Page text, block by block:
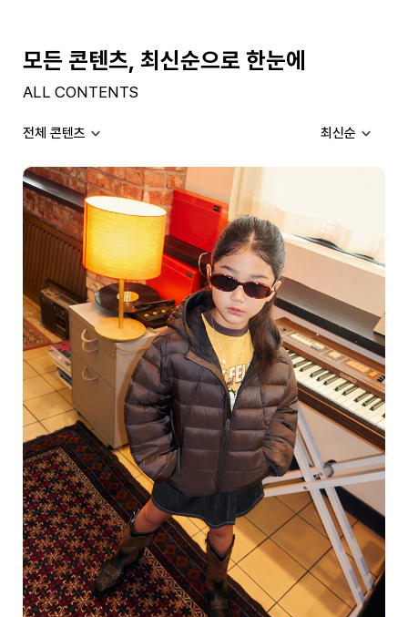
모든 콘텐츠, 최신순으로 한눈에
ALL CONTENTS
전체 콘텐츠 최신순